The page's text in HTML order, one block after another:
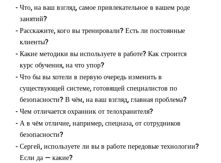
Что, на ваш взгляд, самое привлекательное в вашем роде
занятий?
Расскажите, кого вы тренировали? Есть ли постоянные
клиенты?
Какие методики вы используете в работе? Как строится
курс обучения, на что упор?
Что бы вы хотели в первую очередь изменить в
существующей системе, готовящей специалистов по
безопасности? В чём, на ваш взгляд, главная проблема?
Чем отличается охранник от телохранителя?
А в чём отличие, например, спецназа, от сотрудников
безопасности?
Сергей, используете ли вы в работе передовые технологии?
Если да — какие?